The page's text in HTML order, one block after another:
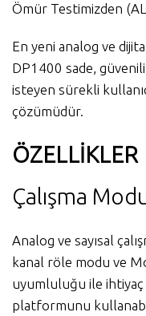
Ömür Testimizden
En yeni analog ve
DP1400 sade,
isteyen sürekli
çözümüdür.
ÖZELLİKLER
Çalışma
Analog ve sayısal
kanal röle modu ve
uyumluluğu ile
platformunu